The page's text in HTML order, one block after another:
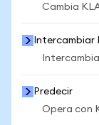
Cambia
Intercambiar
Predecir
Opera con